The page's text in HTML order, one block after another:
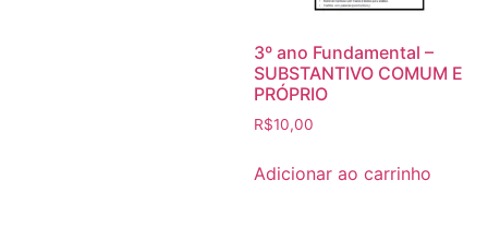
3º ano Fundamental –
SUBSTANTIVO COMUM E
PRÓPRIO
R$10,00
Adicionar ao carrinho